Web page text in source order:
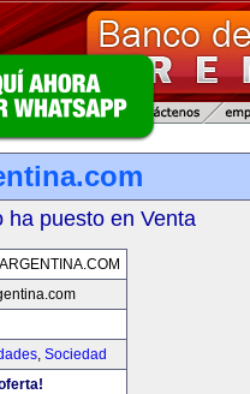
ha puesto en Venta
, Sociedad